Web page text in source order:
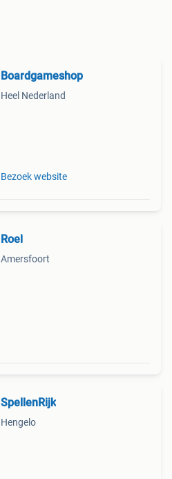
Boardgameshop
Heel Nederland
Bezoek website
Roel
Amersfoort
SpellenRijk
Hengelo